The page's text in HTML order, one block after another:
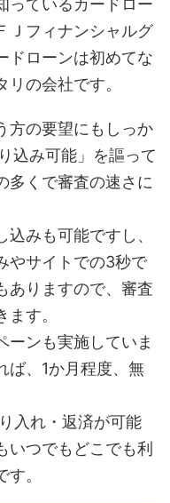
っているカードロー
Ｊフィナンシャルグ
ドローンは初めてな
の会社です。
方の要望にもしっか
込み可能」を謳って
多くで審査の速さに
みも可能ですし、
やサイトでの3秒で
ありますので、審査
す。
ーンも実施していま
ば、1か月程度、無
入れ・返済が可能
いつでもどこでも利
。